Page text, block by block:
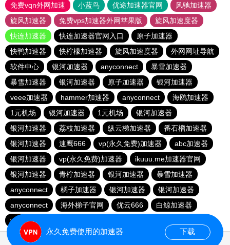
免费vqn外网加速
小蓝鸟 优途加速器官网
风驰加速器
旋风加速器
免费vps加速器外网苹果版
旋风加速度器
快连加速器
快连加速器官网入口
原子加速器
快鸭加速器
快柠檬加速器 旋风加速度器
外网网址导航
软件中心
银河加速器 anyconnect
暴雪加速器
暴雪加速器
银河加速器 原子加速器
银河加速器
veee加速器
hammer加速器 anyconnect
海鸥加速器
1元机场
银河加速器 1元机场
银河加速器
银河加速器
荔枝加速器 纵云梯加速器
番石榴加速器
银河加速器
速鹰666 vp(永久免费)加速器
abc加速器
银河加速器
vp(永久免费)加速器
ikuuu.me加速器官网
银河加速器
青柠加速器 银河加速器
暴雪加速器
anyconnect
橘子加速器 银河加速器
银河加速器
anyconnect
海外梯子官网 优云666
白鲸加速器
vp(永久免费)加速器
永久免费使用的加速器 下载